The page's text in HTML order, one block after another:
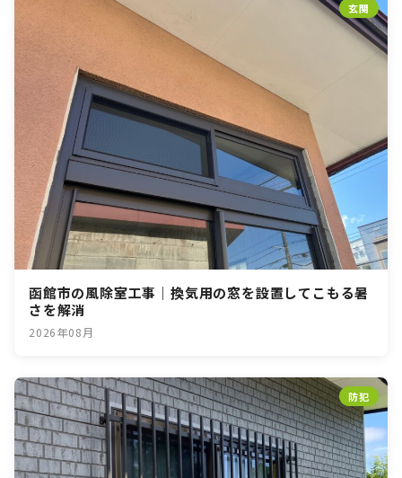
玄関
函館市の風除室工事｜換気用の窓を設置してこもる暑
さを解消
2026年08月
防犯